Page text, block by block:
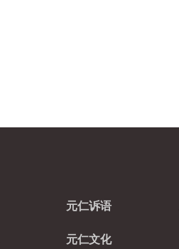
元仁诉语
元仁文化